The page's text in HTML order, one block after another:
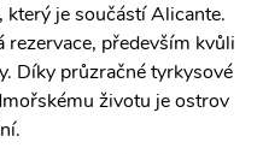
je součástí Alicante.
především kvůli
Díky průzračné tyrkysové
životu je ostrov